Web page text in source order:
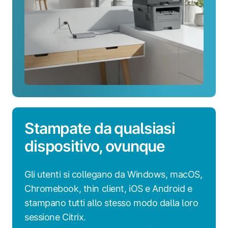
Stampate da qualsiasi
dispositivo, ovunque
Gli utenti si collegano da Windows, macOS,
Chromebook, thin client, iOS e Android e
stampano tutti allo stesso modo dalla loro
sessione Citrix.